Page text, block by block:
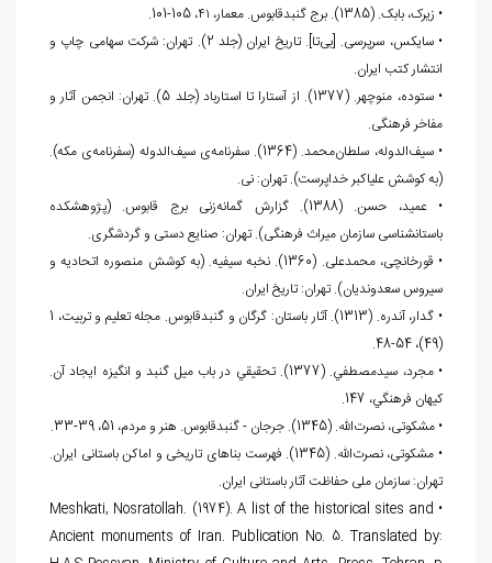
• زیرک، بابک. (1385). برج گنبدقابوس. معمار، ۴۱، 105-101.
• سایکس، سرپرسی. [بی‌تا]. تاریخ ایران (جلد 2). تهران: شرکت سهامی چاپ و
انتشار کتب ایران.
• ستوده، منوچهر. (1377). از آستارا تا استارباد (جلد 5). تهران: انجمن آثار و
مفاخر فرهنگی.
• سیف‌الدوله، سلطان‌محمد. (1364). سفرنامه‌ی سیف‌الدوله (سفرنامه‌ی مکه).
(به کوشش علی‏اکبر خداپرست). تهران: نی.
• عمید، حسن. (1388). گزارش گمانه‌زنی برج قابوس. (پژوهشکده
باستان‏شناسی سازمان میراث فرهنگی). تهران: صنایع دستی و گردشگری.
• قورخانچی، محمدعلی. (1360). نخبه سیفیه. (به کوشش منصوره اتحادیه و
سیروس سعدوندیان). تهران: تاریخ ایران.
• گدار، آندره. (1313). آثار باستان: گرگان و گنبدقابوس. مجله تعلیم و تربیت، 1
(49)، 54-48.
• مجرد، سيدمصطفي. (1377). تحقيقي در باب ميل گنبد و انگيزه ايجاد آن.
كيهان فرهنگي، 147.
• مشکوتی، نصرت‌الله. (1345). جرجان - گنبدقابوس. هنر و مردم، 51، 39-33.
• مشکوتی، نصرت‌الله. (1345). فهرست بناهای تاریخی و اماکن باستانی ایران.
تهران: سازمان ملی حفاظت آثار باستانی ایران.
• Meshkati, Nosratollah. (1974). A list of the historical sites and
Ancient monuments of Iran. Publication No. 5. Translated by: